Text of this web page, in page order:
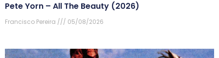
Pete Yorn – All The Beauty (2026)
Francisco Pereira 05/08/2026